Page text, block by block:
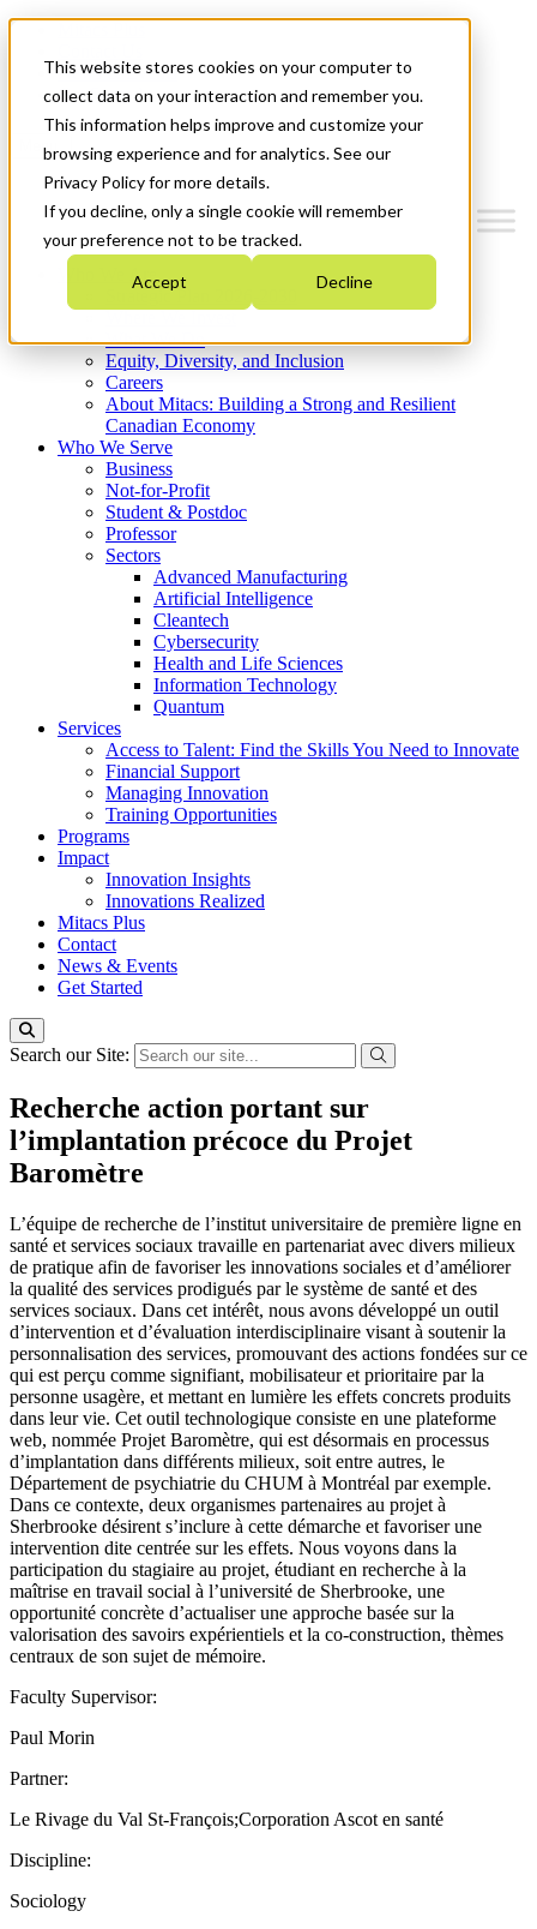
This website stores cookies on your computer to
collect data on your interaction and remember you.
This information helps improve and customize your
browsing experience and for analytics. See our
Privacy Policy for more details.
If you decline, only a single cookie will remember
your preference not to be tracked.
Accept Decline
News & Events
Get Started
Menu
Who We Are
Strategic Plan 2026-2030
What We Do
Equity, Diversity, and Inclusion
Careers
About Mitacs: Building a Strong and Resilient
Canadian Economy
Who We Serve
Business
Not-for-Profit
Student & Postdoc
Professor
Sectors
Advanced Manufacturing
Artificial Intelligence
Cleantech
Cybersecurity
Health and Life Sciences
Information Technology
Quantum
Services
Access to Talent: Find the Skills You Need to Innovate
Financial Support
Managing Innovation
Training Opportunities
Programs
Impact
Innovation Insights
Innovations Realized
Mitacs Plus
Contact
News & Events
Get Started
Search our Site:
Recherche action portant sur
l’implantation précoce du Projet
Baromètre
L’équipe de recherche de l’institut universitaire de première ligne en
santé et services sociaux travaille en partenariat avec divers milieux
de pratique afin de favoriser les innovations sociales et d’améliorer
la qualité des services prodigués par le système de santé et des
services sociaux. Dans cet intérêt, nous avons développé un outil
d’intervention et d’évaluation interdisciplinaire visant à soutenir la
personnalisation des services, promouvant des actions fondées sur ce
qui est perçu comme signifiant, mobilisateur et prioritaire par la
personne usagère, et mettant en lumière les effets concrets produits
dans leur vie. Cet outil technologique consiste en une plateforme
web, nommée Projet Baromètre, qui est désormais en processus
d’implantation dans différents milieux, soit entre autres, le
Département de psychiatrie du CHUM à Montréal par exemple.
Dans ce contexte, deux organismes partenaires au projet à
Sherbrooke désirent s’inclure à cette démarche et favoriser une
intervention dite centrée sur les effets. Nous voyons dans la
participation du stagiaire au projet, étudiant en recherche à la
maîtrise en travail social à l’université de Sherbrooke, une
opportunité concrète d’actualiser une approche basée sur la
valorisation des savoirs expérientiels et la co-construction, thèmes
centraux de son sujet de mémoire.
Faculty Supervisor:
Paul Morin
Partner:
Le Rivage du Val St-François;Corporation Ascot en santé
Discipline:
Sociology